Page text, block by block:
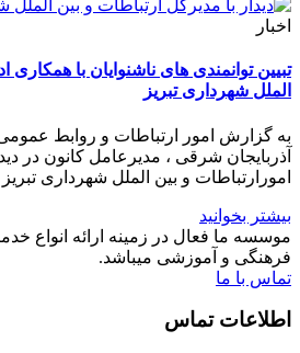
اخبار
تبیین توانمندی های ناشنوایان با همکاری
الملل شهرداری تبریز
به گزارش امور ارتباطات و روابط عمومی
آذربایجان شرقی ، مدیرعامل کانون در
امورارتباطات و بین الملل شهرداری تبریز
بیشتر بخوانید
موسسه ما فعال در زمینه ارائه انواع
فرهنگی و آموزشی میباشد.
تماس با ما
اطلاعات تماس